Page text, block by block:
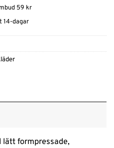
59 kr
14-dagar
lätt formpressade,